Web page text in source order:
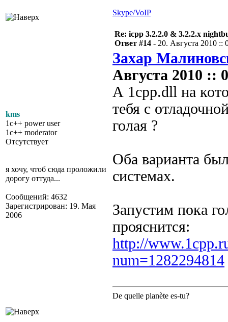
Skype/VoIP
kms
1c++ power user
1c++ moderator
Отсутствует
я хочу, чтоб сюда проложили
дорогу оттуда...
Сообщений: 4632
Зарегистрирован: 19. Мая
2006
Re: icpp 3.2.2.0 & 3.2.2.x
Ответ #14 - 20. Августа 2010 ::
Захар
Августа 2010 ::
А 1сpp.dll на
тебя с
голая ?
Оба варианта
системах.
Запустим пока
прояснится:
http://
num=1282294814
De quelle planète es-tu?